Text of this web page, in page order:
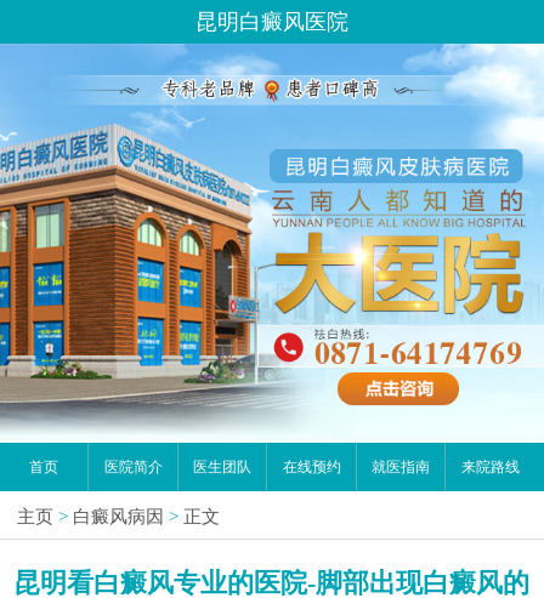
昆明白癜风医院
首页 医院简介 医生团队 在线预约 就医指南 来院路线
主页 > 白癜风病因 > 正文
昆明看白癜风专业的医院-脚部出现白癜风的